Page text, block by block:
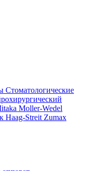
Стоматологические
Moller-Wedel
Haag-Streit Zumax